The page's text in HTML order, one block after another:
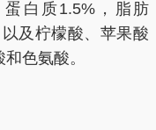
白质1.5%，脂肪
及柠檬酸、苹果酸
色氨酸。